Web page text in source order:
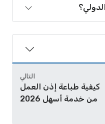
التالي
كيفية طباعة إذن العمل
من خدمة أسهل 2026